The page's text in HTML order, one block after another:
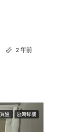
2 年前
買盤 隨時睇樓